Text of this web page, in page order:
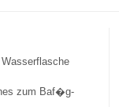
zum Baf�g-